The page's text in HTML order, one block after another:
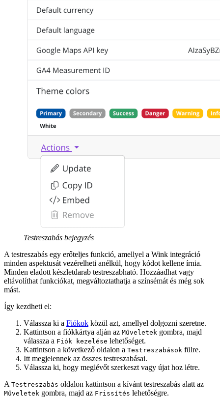
Testreszabás bejegyzés
A testreszabás egy erőteljes funkció, amellyel a Wink integráció
minden aspektusát vezérelheti anélkül, hogy kódot kellene írnia.
Minden eladott készletdarab testreszabható. Hozzáadhat vagy
eltávolíthat funkciókat, megváltoztathatja a színsémát és még sok
mást.
Így kezdheti el:
Válassza ki a Fiókok közül azt, amellyel dolgozni szeretne.
Kattintson a fiókkártya alján az Műveletek gombra, majd
válassza a Fiók kezelése lehetőséget.
Kattintson a következő oldalon a Testreszabások fülre.
Itt megjelennek az összes testreszabásai.
Válassza ki, hogy meglévőt szerkeszt vagy újat hoz létre.
A Testreszabás oldalon kattintson a kívánt testreszabás alatt az
Műveletek gombra, majd az Frissítés lehetőségre.